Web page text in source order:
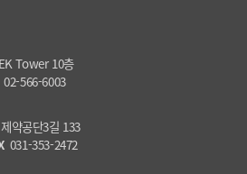
Tower 10층
02-566-6003
약공단3길 133
031-353-2472